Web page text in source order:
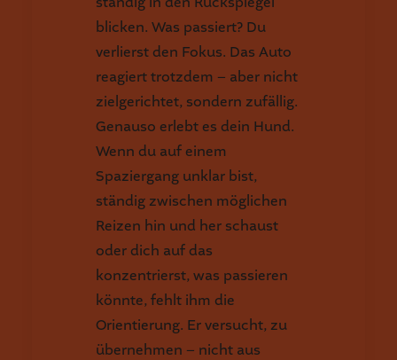
blicken. Was passiert? Du
verlierst den Fokus. Das Auto
reagiert trotzdem – aber nicht
zielgerichtet, sondern zufällig.
Genauso erlebt es dein Hund.
Wenn du auf einem
Spaziergang unklar bist,
ständig zwischen möglichen
Reizen hin und her schaust
oder dich auf das
konzentrierst, was passieren
könnte, fehlt ihm die
Orientierung. Er versucht, zu
übernehmen – nicht aus